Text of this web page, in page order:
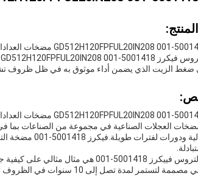
ضغط الزيت الذي يضمن أداء موثوق به في ظل ظروف
العجلات الصناعية في مجموعة من الصناعات بما في
مضخات التروس فييكرز 5001418-
لتستمر لمدة تصل إلى 10 سنوات في الظروف المثالية.